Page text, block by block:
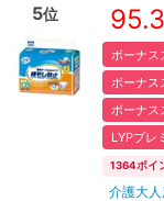
5位 95.3
ボーナ
ボーナス
ボーナス
LYPプレ
1364ポイ
介護大